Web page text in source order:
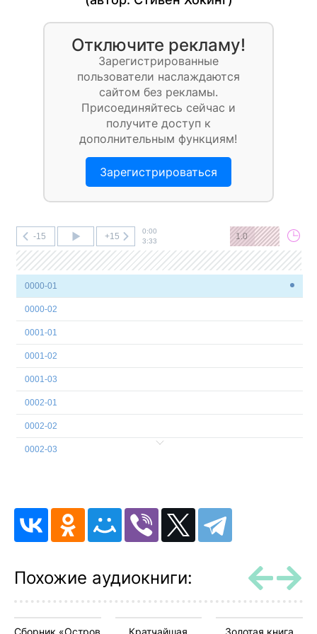
Отключите рекламу!
Зарегистрированные
пользователи наслаждаются
сайтом без рекламы.
Присоединяйтесь сейчас и
получите доступ к
дополнительным функциям!
Зарегистрироваться
-15 +15
0:00
3:33
1.0
0000-01
0000-02
0001-01
0001-02
0001-03
0002-01
0002-02
0002-03
0003-01
0003-02
Похожие аудиокниги:
Сборник «Остров
Кратчайшая
Золотая книга